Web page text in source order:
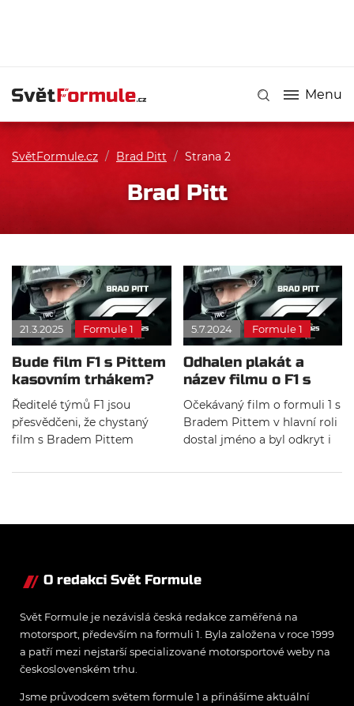
Menu
SvětFormule.cz / Brad Pitt / Strana 2
Brad Pitt
21.3.2025 Formule 1
Bude film F1 s Pittem
kasovním trhákem?
Šéfové týmů říkají
ano!
Ředitelé týmů F1 jsou
přesvědčeni, že chystaný
film s Bradem Pittem
významně podpoří
hodně akce a dramat ze
5.7.2024 Formule 1
Odhalen plakát a
název filmu o F1 s
Bradem Pittem
Očekávaný film o formuli 1 s
Bradem Pittem v hlavní roli
dostal jméno a byl odkryt i
Film bude do kin uveden v
Joseph Kosinski a
Hamilton, který dohlíží na
O redakci Svět Formule
Svět Formule je nezávislá česká redakce zaměřená na
motorsport, především na formuli 1. Byla založena v roce 1999
a patří mezi nejstarší specializované motorsportové weby na
československém trhu.
Jsme průvodcem světem formule 1 a přinášíme aktuální